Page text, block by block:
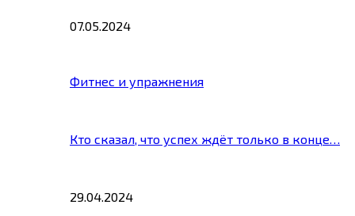
07.05.2024
Фитнес и упражнения
Кто сказал, что успех ждёт только в конце…
29.04.2024